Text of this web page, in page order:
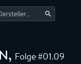
, Folge #01.09